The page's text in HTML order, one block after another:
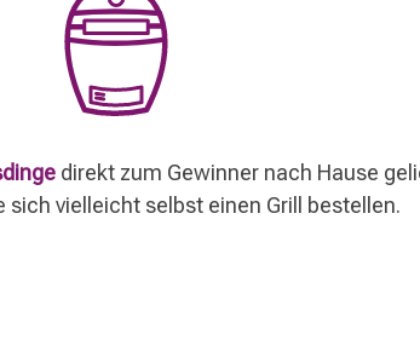
direkt zum Gewinner nach Hause
vielleicht selbst einen Grill bestellen.